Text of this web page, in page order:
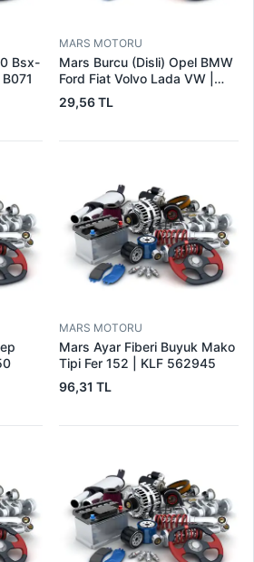
Bsx-
MARS MOTORU
Mars Burcu (Disli) Opel BMW
Ford Fiat Volvo Lada VW |
GOVA B090
29,56 TL
MARS MOTORU
Mars Ayar Fiberi Buyuk Mako
Tipi Fer 152 | KLF 562945
96,31 TL